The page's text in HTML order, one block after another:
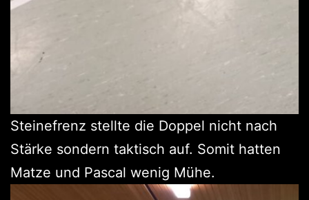
Steinefrenz stellte die Doppel nicht nach
Stärke sondern taktisch auf. Somit hatten
Matze und Pascal wenig Mühe.